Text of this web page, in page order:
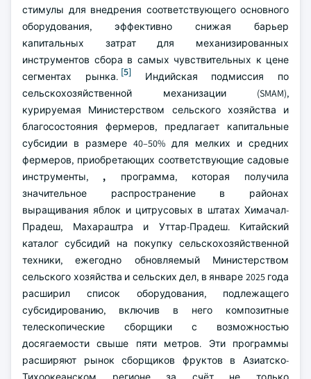
стимулы для внедрения соответствующего основного
оборудования, эффективно снижая барьер
капитальных затрат для механизированных
инструментов сбора в самых чувствительных к цене
сегментах рынка. [5]Индийская подмиссия по
сельскохозяйственной механизации (SMAM),
курируемая Министерством сельского хозяйства и
благосостояния фермеров, предлагает капитальные
субсидии в размере 40–50% для мелких и средних
фермеров, приобретающих соответствующие садовые
инструменты, , программа, которая получила
значительное распространение в районах
выращивания яблок и цитрусовых в штатах Химачал-
Прадеш, Махараштра и Уттар-Прадеш. Китайский
каталог субсидий на покупку сельскохозяйственной
техники, ежегодно обновляемый Министерством
сельского хозяйства и сельских дел, в январе 2025 года
расширил список оборудования, подлежащего
субсидированию, включив в него композитные
телескопические сборщики с возможностью
досягаемости свыше пяти метров. Эти программы
расширяют рынок сборщиков фруктов в Азиатско-